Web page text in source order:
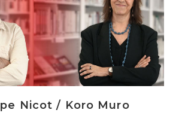
Nicot / Koro Muro